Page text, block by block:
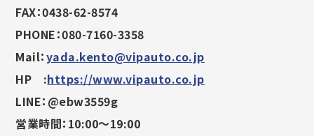
FAX：0438-62-8574
PHONE：080-7160-3358
Mail：yada.kento@vipauto.co.jp
HP :https://www.vipauto.co.jp
LINE：@ebw3559g
営業時間：10:00～19:00